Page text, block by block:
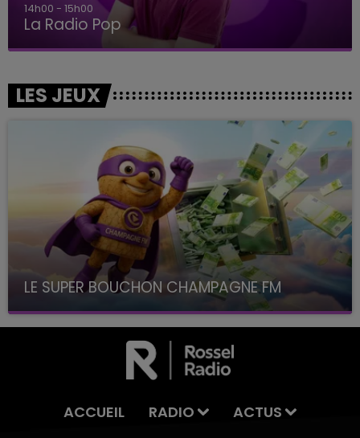
14h00 - 15h00
La Radio Pop
LES JEUX
LE SUPER BOUCHON CHAMPAGNE FM
avec La Famille Champagne FM, à 8H10
ACCUEIL RADIO ACTUS